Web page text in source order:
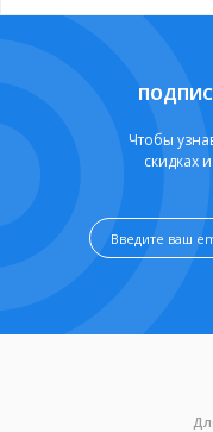
Чтобы
скидках